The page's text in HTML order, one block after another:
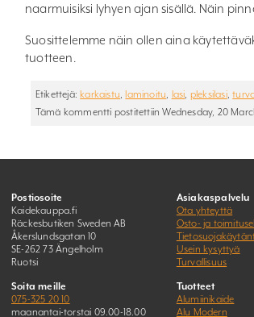
naarmuisiksi lyhyen ajan sisällä. Näin
Suosittelemme näin ollen aina
tuotteen.
Etikettejä:karkaistu ,laminoitu lasi pleksilasi,
Tämä kommentti postitettiin Wednesday, 20
Postiosoite
Kaidekauppa.fi
Räckesbutiken Sweden AB
Åkerslundsgatan 10
SE-262 73 Ängelholm
Ruotsi
Soita meille
075-325 20 10
maanantai-torstai 09.00-18.00
Asiakaspalvelu
Ota yhteyttä
Osto- ja
Usein kysyttyä
Turvallisuus
Tuotteet
Alumiinikaide
Alu Modern